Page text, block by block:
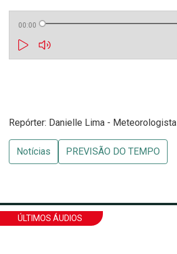
00:00
Repórter: Danielle Lima - Meteorologista
Notícias PREVISÃO DO TEMPO
ÚLTIMOS ÁUDIOS